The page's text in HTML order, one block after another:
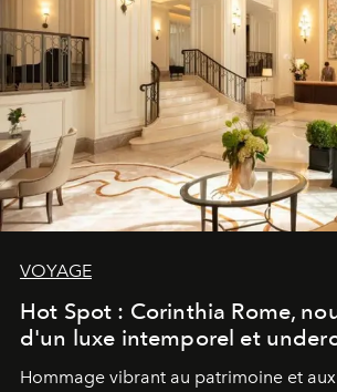
VOYAGE
Hot Spot : Corinthia Rome,
d'un luxe intemporel et
Hommage vibrant au patrimoine et